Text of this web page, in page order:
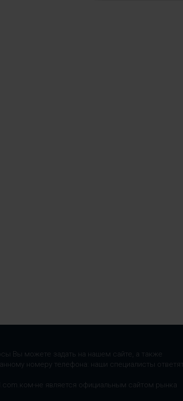
Вы можете задать на нашем сайте, а также
номеру телефона: наши специалисты ответят
не является официальным сайтом рынка